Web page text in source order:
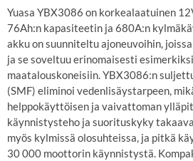
Yuasa YBX3086 on korkealaatuinen
76Ah:n kapasiteetin ja 680A:n
akku on suunniteltu ajoneuvoihin,
ja se soveltuu erinomaisesti
maatalouskoneisiin. YBX3086:n
(SMF) eliminoi vedenlisäystarpeen,
helppokäyttöisen ja vaivattoman
käynnistysteho ja suorituskyky
myös kylmissä olosuhteissa, ja pitkä
30 000 moottorin käynnistystä.